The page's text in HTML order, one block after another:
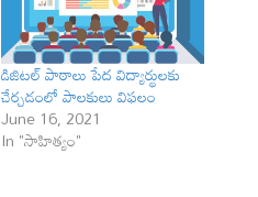
డిజిటల్ పాఠాలు పేద విద్యార్థులకు
చేర్చడంలో పాలకులు విఫలం
June 16, 2021
In "సాహిత్యం"